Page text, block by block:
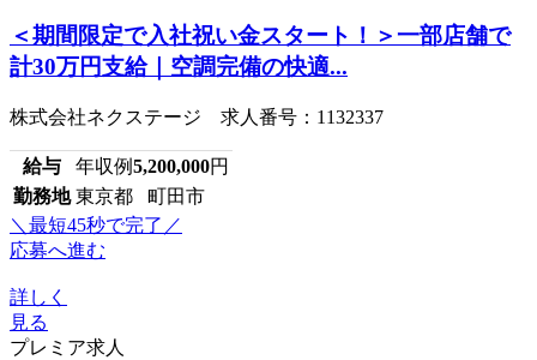
＜期間限定で入社祝い金スタート！＞一部店舗で
計30万円支給｜空調完備の快適...
株式会社ネクステージ 求人番号：1132337
給与 年収例5,200,000円
勤務地 東京都 町田市
＼最短45秒で完了／
応募へ進む
詳しく
見る
プレミア求人